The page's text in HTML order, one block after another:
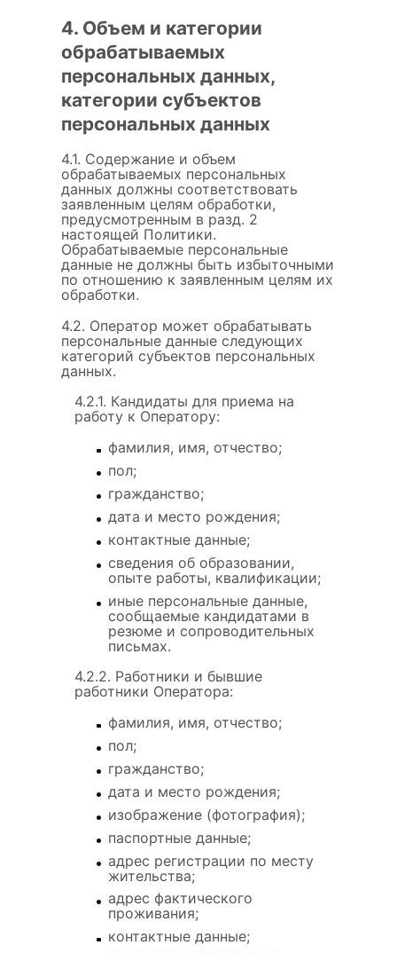
4. Объем и категории
обрабатываемых
персональных данных,
категории субъектов
персональных данных
4.1. Содержание и объем
обрабатываемых персональных
данных должны соответствовать
заявленным целям обработки,
предусмотренным в разд. 2
настоящей Политики.
Обрабатываемые персональные
данные не должны быть избыточными
по отношению к заявленным целям их
обработки.
4.2. Оператор может обрабатывать
персональные данные следующих
категорий субъектов персональных
данных.
4.2.1. Кандидаты для приема на
работу к Оператору:
фамилия, имя, отчество;
пол;
гражданство;
дата и место рождения;
контактные данные;
сведения об образовании,
опыте работы, квалификации;
иные персональные данные,
сообщаемые кандидатами в
резюме и сопроводительных
письмах.
4.2.2. Работники и бывшие
работники Оператора:
фамилия, имя, отчество;
пол;
гражданство;
дата и место рождения;
изображение (фотография);
паспортные данные;
адрес регистрации по месту
жительства;
адрес фактического
проживания;
контактные данные;